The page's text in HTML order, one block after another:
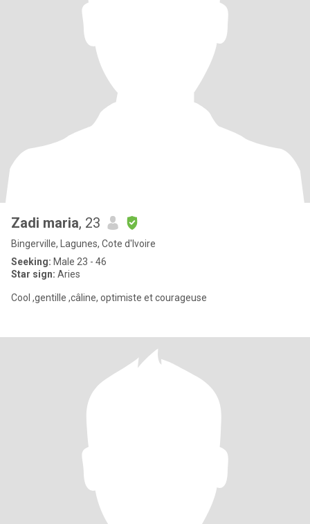
Zadi maria, 23
Bingerville, Lagunes, Cote d'Ivoire
Seeking: Male 23 - 46
Star sign: Aries
Cool ,gentille ,câline, optimiste et courageuse